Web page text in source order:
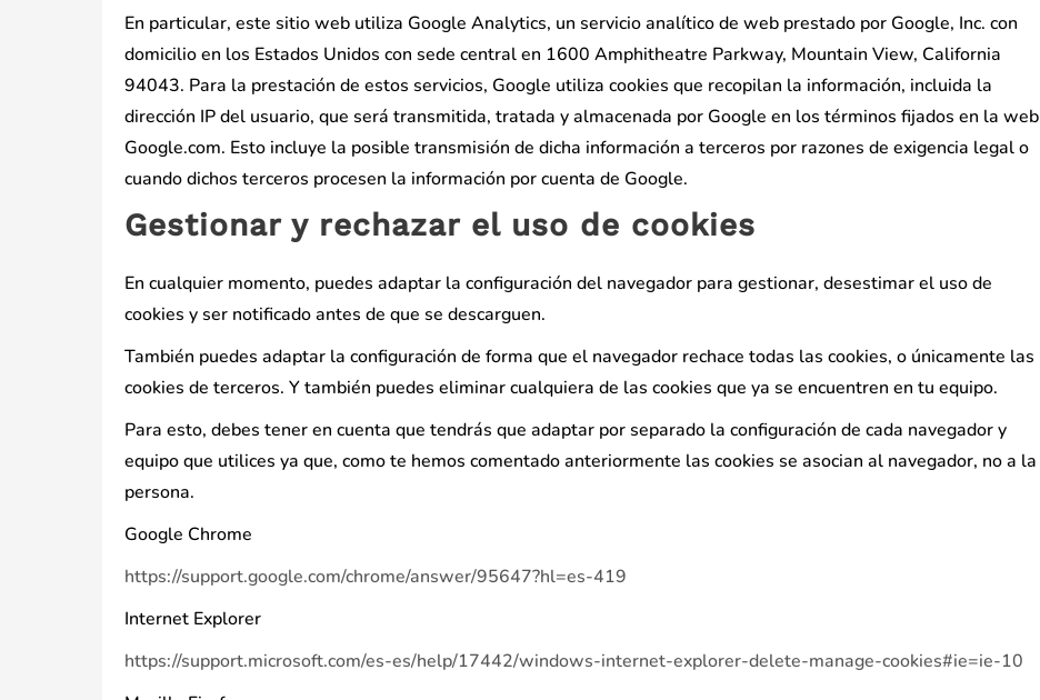
En particular, este sitio web utiliza Google Analytics, un servicio analítico de web prestado por Google, Inc. con
domicilio en los Estados Unidos con sede central en 1600 Amphitheatre Parkway, Mountain View, California
94043. Para la prestación de estos servicios, Google utiliza cookies que recopilan la información, incluida la
dirección IP del usuario, que será transmitida, tratada y almacenada por Google en los términos fijados en la web
Google.com. Esto incluye la posible transmisión de dicha información a terceros por razones de exigencia legal o
cuando dichos terceros procesen la información por cuenta de Google.
Gestionar y rechazar el uso de cookies
En cualquier momento, puedes adaptar la configuración del navegador para gestionar, desestimar el uso de
cookies y ser notificado antes de que se descarguen.
También puedes adaptar la configuración de forma que el navegador rechace todas las cookies, o únicamente las
cookies de terceros. Y también puedes eliminar cualquiera de las cookies que ya se encuentren en tu equipo.
Para esto, debes tener en cuenta que tendrás que adaptar por separado la configuración de cada navegador y
equipo que utilices ya que, como te hemos comentado anteriormente las cookies se asocian al navegador, no a la
persona.
Google Chrome
https://support.google.com/chrome/answer/95647?hl=es-419
Internet Explorer
https://support.microsoft.com/es-es/help/17442/windows-internet-explorer-delete-manage-cookies#ie=ie-10